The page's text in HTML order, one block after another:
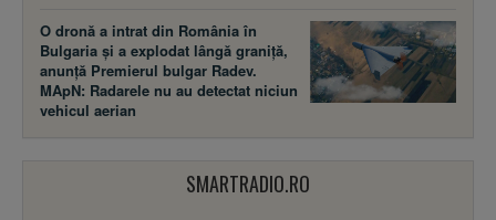
O dronă a intrat din România în
Bulgaria și a explodat lângă graniță,
anunță Premierul bulgar Radev.
MApN: Radarele nu au detectat niciun
vehicul aerian
SMARTRADIO.RO